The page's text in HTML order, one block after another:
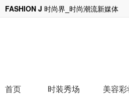
FASHION J 时尚界_时尚潮流新媒体
凡客诚品水柔棉：以「柔」
首页 时装秀场 美容